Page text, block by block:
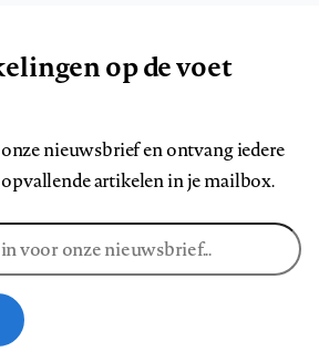
op de voet
nieuwsbrief en ontvang iedere
opvallende artikelen in je mailbox.